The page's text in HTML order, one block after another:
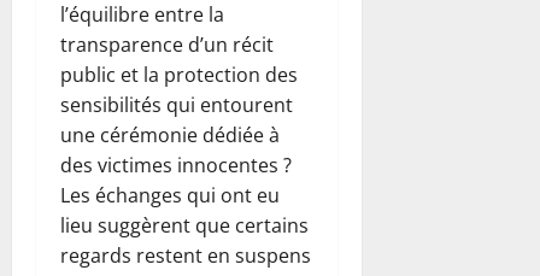
l’équilibre entre la
transparence d’un récit
public et la protection des
sensibilités qui entourent
une cérémonie dédiée à
des victimes innocentes ?
Les échanges qui ont eu
lieu suggèrent que certains
regards restent en suspens